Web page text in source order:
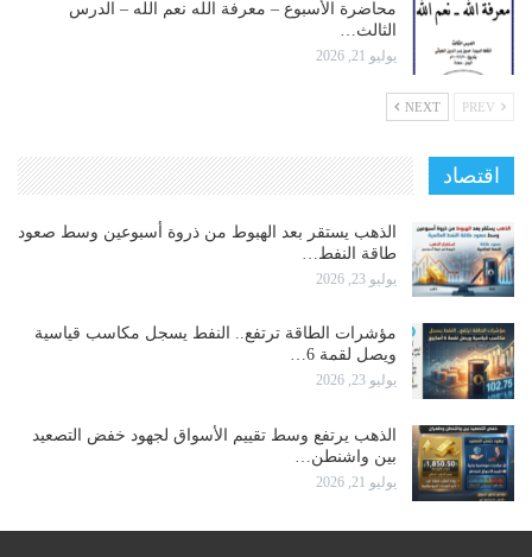
محاضرة الأسبوع – معرفة الله نعم الله – الدرس
الثالث…
يوليو 21, 2026
NEXT
اقتصاد
الذهب يستقر بعد الهبوط من ذروة أسبوعين وسط صعود
طاقة النفط…
يوليو 23, 2026
مؤشرات الطاقة ترتفع.. النفط يسجل مكاسب قياسية
ويصل لقمة 6…
يوليو 23, 2026
الذهب يرتفع وسط تقييم الأسواق لجهود خفض التصعيد
بين واشنطن…
يوليو 21, 2026